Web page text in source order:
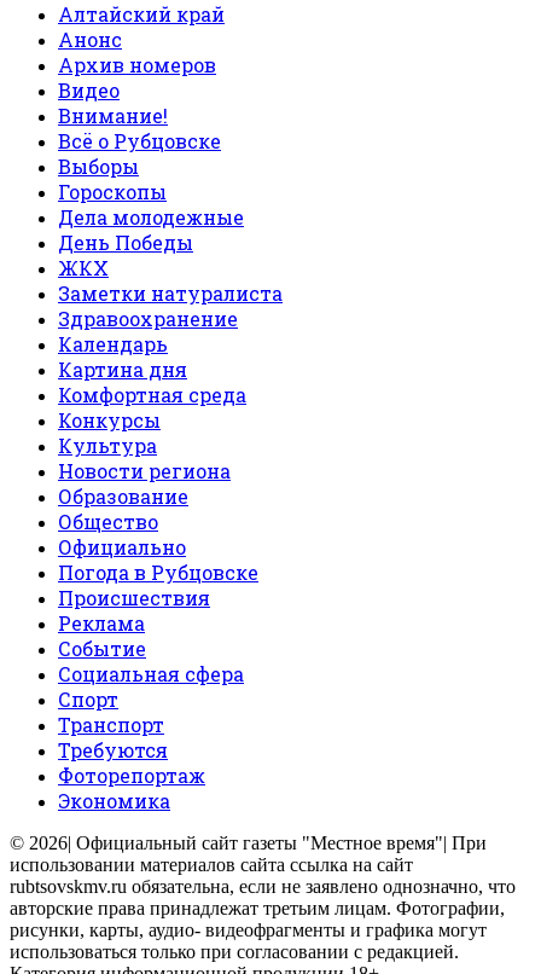
Алтайский край
Анонс
Архив номеров
Видео
Внимание!
Всё о Рубцовске
Выборы
Гороскопы
Дела молодежные
День Победы
ЖКХ
Заметки натуралиста
Здравоохранение
Календарь
Картина дня
Комфортная среда
Конкурсы
Культура
Новости региона
Образование
Общество
Официально
Погода в Рубцовске
Происшествия
Реклама
Событие
Социальная сфера
Спорт
Транспорт
Требуются
Фоторепортаж
Экономика
© 2026| Официальный сайт газеты "Местное время"| При
использовании материалов сайта ссылка на сайт
rubtsovskmv.ru обязательна, если не заявлено однозначно, что
авторские права принадлежат третьим лицам. Фотографии,
рисунки, карты, аудио- видеофрагменты и графика могут
использоваться только при согласовании с редакцией.